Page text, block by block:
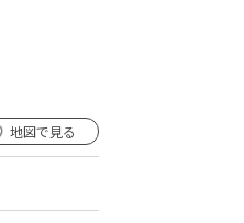
地図で見る